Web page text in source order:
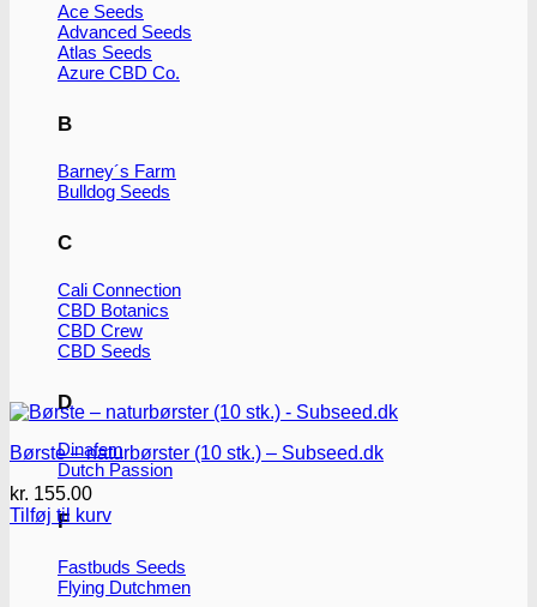
Ace Seeds
Advanced Seeds
Atlas Seeds
Azure CBD Co.
B
Barney´s Farm
Bulldog Seeds
C
Cali Connection
CBD Botanics
CBD Crew
CBD Seeds
D
Dinafem
Dutch Passion
F
Fastbuds Seeds
Flying Dutchmen
vælges
varesiden
Børste – naturbørster (10 stk.) – Subseed.dk
kr. 155.00
Tilføj til kurv